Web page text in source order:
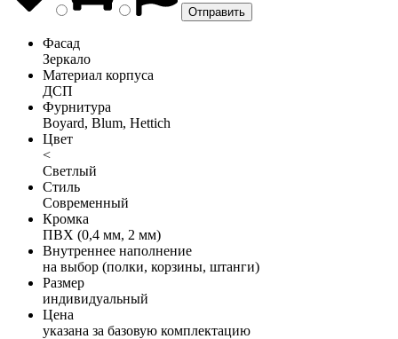
Фасад
Зеркало
Материал корпуса
ДСП
Фурнитура
Boyard, Blum, Hettich
Цвет
<
Светлый
Стиль
Современный
Кромка
ПВХ (0,4 мм, 2 мм)
Внутреннее наполнение
на выбор (полки, корзины, штанги)
Размер
индивидуальный
Цена
указана за базовую комплектацию